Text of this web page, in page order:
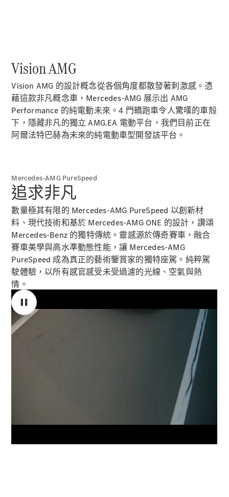
All
Cabriolets /
Roadsters
CLE
Monogram
Series
Mercedes-
AMG SL
Roadster
大型豪華轎車
VLE
Vision AMG
Vision AMG 的設計概念從各個角度都散發著刺激感。憑
藉這款非凡概念車，Mercedes-AMG 展示出 AMG
Performance 的純電動未來。4 門轎跑車令人驚嘆的車殼
下，隱藏非凡的獨立 AMG.EA 電動平台，我們目前正在
阿爾法特巴赫為未來的純電動車型開發該平台。
Mercedes-AMG PureSpeed
追求非凡
數量極其有限的 Mercedes-AMG PureSpeed 以創新材
料、現代技術和基於 Mercedes-AMG ONE 的設計，讚頌
Mercedes-Benz 的獨特傳統。靈感源於傳奇賽車，融合
賽車美學與高水準動態性能，讓 Mercedes-AMG
PureSpeed 成為真正的藝術鑒賞家的獨特座駕。純粹駕
駛體驗，以所有感官感受未受過濾的光線、空氣與熱
情。
00:00 至 00:02
攝像頭位於道路上方幾公尺處，並繼續沿著道路向
前移動。同時，我們聽到跑車引擎的轟鳴聲，但沒有
看到車輛。
，我們看到 Mercedes-AMG PureSpeed 的長引擎蓋，畫面
起始號碼。